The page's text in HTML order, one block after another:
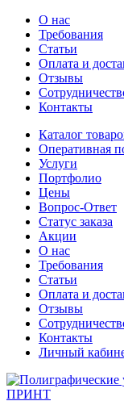
О нас
Требования
Статьи
Оплата и
Отзывы
Контакты
Каталог
Оперативная
Услуги
Портфолио
Цены
Вопрос-Ответ
Статус заказа
Акции
О нас
Требования
Статьи
Оплата и
Отзывы
Контакты
Личный